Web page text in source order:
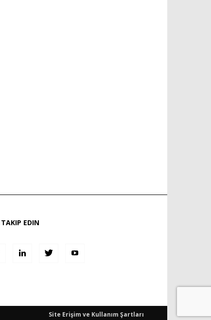
EDIN
Site Erişim ve Kullanım Şartları